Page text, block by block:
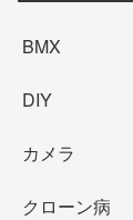
BMX
DIY
カメラ
クローン病